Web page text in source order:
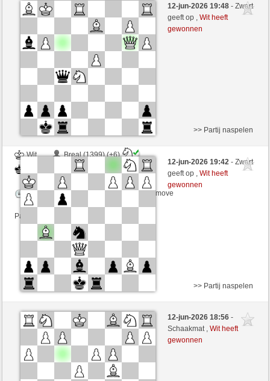
Zwart
CienFuego (1142) (-16)
Speelduur: 8 minutes/side + 0 seconds/move
Partij telt mee voor de ranglijst
12-jun-2026 19:48- Zwart
geeft op ,Wit heeft
gewonnen
Wit
Breal (1399) (+6)
CienFuego (1148) (-6)
Speelduur: 3 minutes/side + 2 seconds/move
Partij telt mee voor de ranglijst
>> Partij naspelen
12-jun-2026 19:42- Zwart
geeft op ,Wit heeft
gewonnen
Wit
CroatianCougar (1292) (+10)
Zwart
CienFuego (1158) (-10)
Speelduur: 10 minutes/side + 0 seconds/move
Partij telt mee voor de ranglijst
>> Partij naspelen
12-jun-2026 18:56-
Schaakmat ,Wit heeft
gewonnen